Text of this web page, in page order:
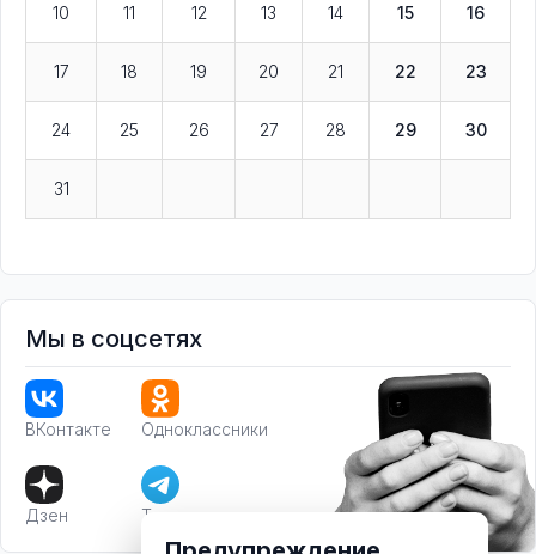
10 11 12 13 14 15 16
17 18 19 20 21 22 23
24 25 26 27 28 29 30
31
Мы в соцсетях
ВКонтакте Одноклассники
Дзен Телеграм